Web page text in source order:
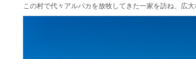
この村で代々アルパカを放牧してきた一家を訪ね、広